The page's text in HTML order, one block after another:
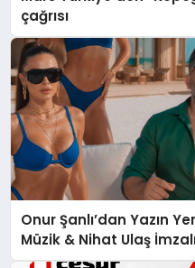
çağrısı
Onur Şanlı’dan Yazın
Müzik & Nihat Ulaş